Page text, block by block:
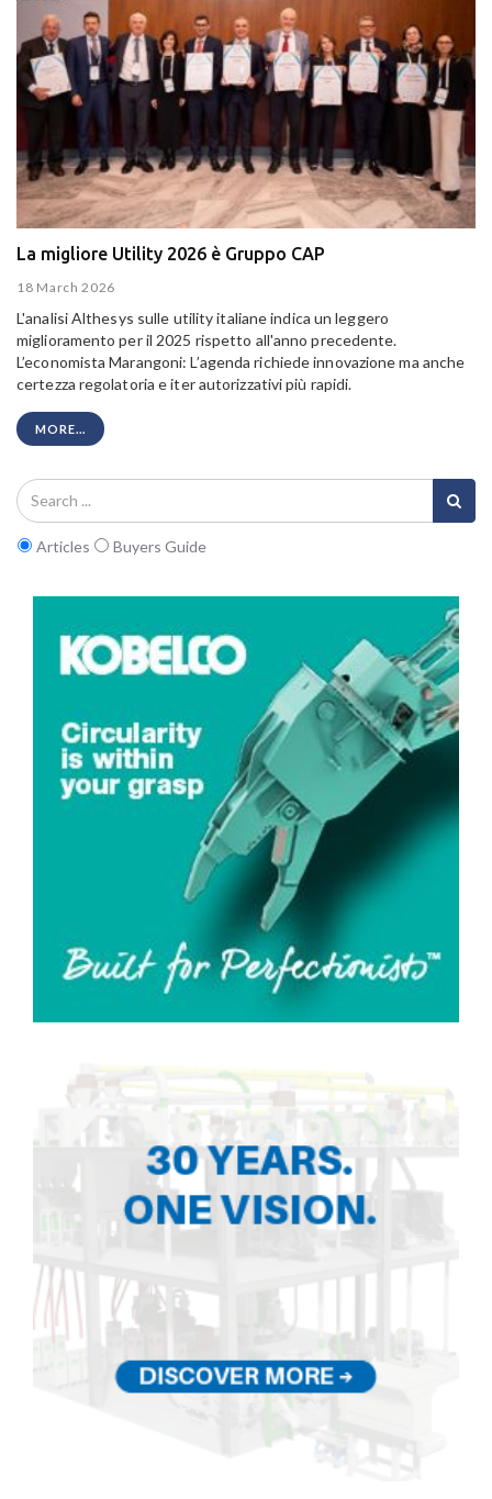
La migliore Utility 2026 è Gruppo CAP
18 March 2026
L'analisi Althesys sulle utility italiane indica un leggero
miglioramento per il 2025 rispetto all'anno precedente.
L’economista Marangoni: L’agenda richiede innovazione ma anche
certezza regolatoria e iter autorizzativi più rapidi.
MORE...
Articles Buyers Guide